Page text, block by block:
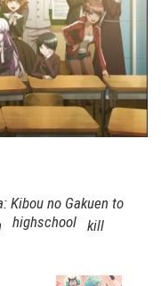
Kibou no Gakuen to
highschool kill